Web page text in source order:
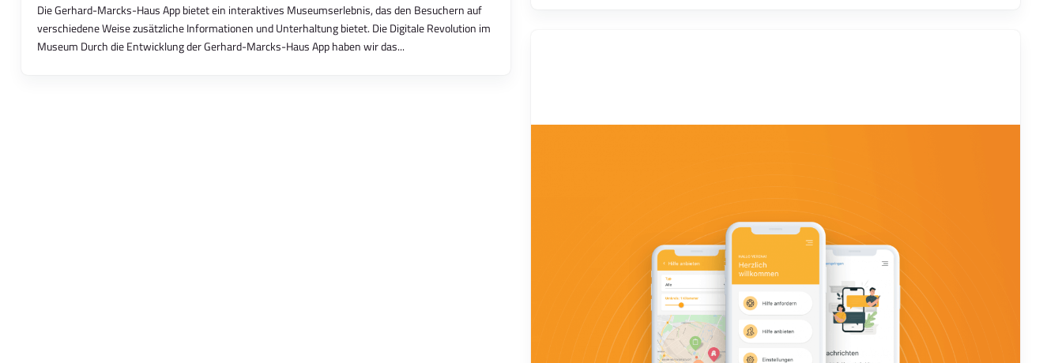
Die Gerhard-Marcks-Haus App bietet ein interaktives Museumserlebnis, das den Besuchern auf
verschiedene Weise zusätzliche Informationen und Unterhaltung bietet. Die Digitale Revolution im
Museum Durch die Entwicklung der Gerhard-Marcks-Haus App haben wir das...